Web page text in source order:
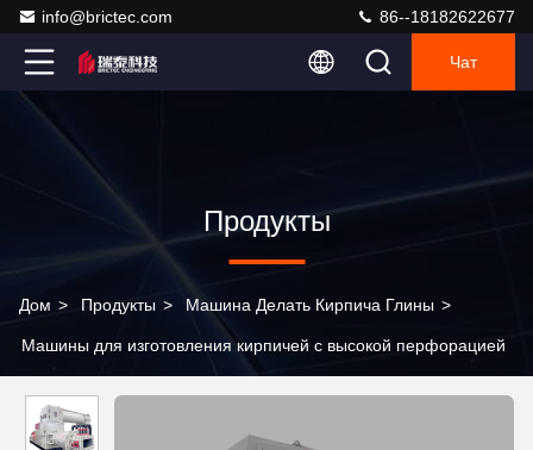
info@brictec.com 86--18182622677
Чат
Продукты
Дом > Продукты > Машина Делать Кирпича Глины >
Машины для изготовления кирпичей с высокой перфорацией